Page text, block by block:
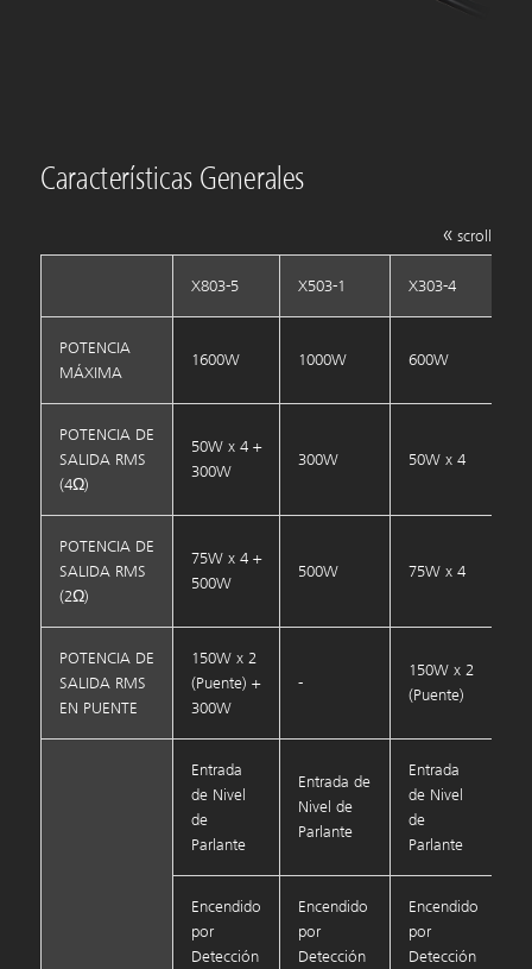
Características Generales
« scroll
X803-5 X503-1 X303-4
POTENCIA
MÁXIMA
1600W 1000W 600W
POTENCIA DE
SALIDA RMS
(4Ω)
50W x 4 +
300W
300W 50W x 4
POTENCIA DE
SALIDA RMS
(2Ω)
75W x 4 +
500W
500W 75W x 4
POTENCIA DE
SALIDA RMS
EN PUENTE
150W x 2
(Puente) +
300W
-
150W x 2
(Puente)
Entrada
de Nivel
de
Parlante
Entrada de
Nivel de
Parlante
Entrada
de Nivel
de
Parlante
Encendido
por
Detección
Encendido
por
Detección
Encendido
por
Detección